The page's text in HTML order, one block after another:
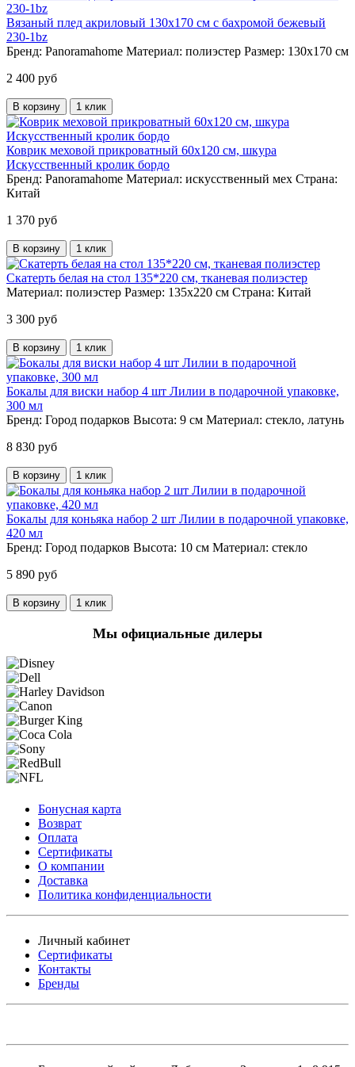
Вязаный плед акриловый 130х170 см с бахромой бежевый
230-1bz
Бренд: Panoramahome Материал: полиэстер Размер: 130х170 см
2 400 руб
В корзину 1 клик
Коврик меховой прикроватный 60х120 см, шкура
Искусственный кролик бордо
Бренд: Panoramahome Материал: искусственный мех Страна:
Китай
1 370 руб
В корзину 1 клик
Скатерть белая на стол 135*220 см, тканевая полиэстер
Материал: полиэстер Размер: 135х220 см Страна: Китай
3 300 руб
В корзину 1 клик
Бокалы для виски набор 4 шт Лилии в подарочной упаковке,
300 мл
Бренд: Город подарков Высота: 9 см Материал: стекло, латунь
8 830 руб
В корзину 1 клик
Бокалы для коньяка набор 2 шт Лилии в подарочной упаковке,
420 мл
Бренд: Город подарков Высота: 10 см Материал: стекло
5 890 руб
В корзину 1 клик
Мы официальные дилеры
Бонусная карта
Возврат
Оплата
Сертификаты
О компании
Доставка
Политика конфиденциальности
Личный кабинет
Сертификаты
Контакты
Бренды